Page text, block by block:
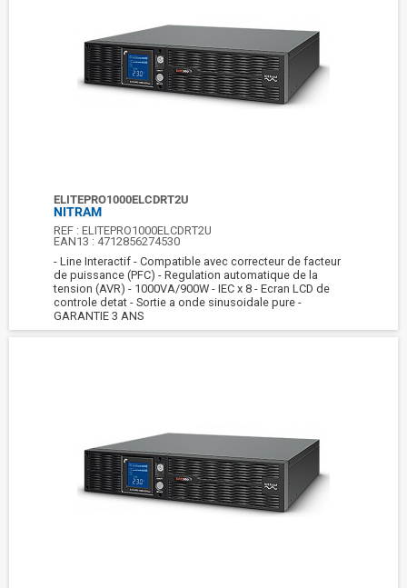
ELITEPRO1000ELCDRT2U
NITRAM
REF :ELITEPRO1000ELCDRT2U
EAN13 : 4712856274530
- Line Interactif - Compatible avec correcteur de facteur
de puissance (PFC) - Regulation automatique de la
tension (AVR) - 1000VA/900W - IEC x 8 - Ecran LCD de
controle detat - Sortie a onde sinusoidale pure -
GARANTIE 3 ANS